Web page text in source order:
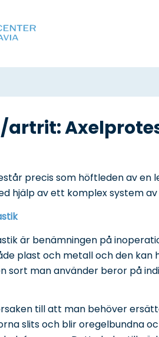
artrit:
precis som höftleden av en
hjälp av ett komplex system
är benämningen på
plast och metall och den
sort man använder beror på
till att man behöver
slits och blir oregelbundna